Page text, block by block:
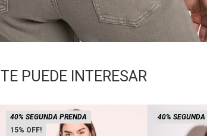
TE PUEDE INTERESAR
15
40% SEGUNDA PRENDA 40% SEGUNDA